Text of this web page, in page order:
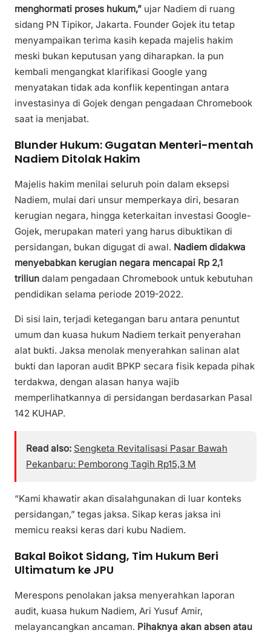
menghormati proses hukum,” ujar Nadiem di ruang
sidang PN Tipikor, Jakarta. Founder Gojek itu tetap
menyampaikan terima kasih kepada majelis hakim
meski bukan keputusan yang diharapkan. Ia pun
kembali mengangkat klarifikasi Google yang
menyatakan tidak ada konflik kepentingan antara
investasinya di Gojek dengan pengadaan Chromebook
saat ia menjabat.
Blunder Hukum: Gugatan Menteri-mentah
Nadiem Ditolak Hakim
Majelis hakim menilai seluruh poin dalam eksepsi
Nadiem, mulai dari unsur memperkaya diri, besaran
kerugian negara, hingga keterkaitan investasi Google-
Gojek, merupakan materi yang harus dibuktikan di
persidangan, bukan digugat di awal. Nadiem didakwa
menyebabkan kerugian negara mencapai Rp 2,1
triliun dalam pengadaan Chromebook untuk kebutuhan
pendidikan selama periode 2019-2022.
Di sisi lain, terjadi ketegangan baru antara penuntut
umum dan kuasa hukum Nadiem terkait penyerahan
alat bukti. Jaksa menolak menyerahkan salinan alat
bukti dan laporan audit BPKP secara fisik kepada pihak
terdakwa, dengan alasan hanya wajib
memperlihatkannya di persidangan berdasarkan Pasal
142 KUHAP.
Read also: Sengketa Revitalisasi Pasar Bawah
Pekanbaru: Pemborong Tagih Rp15,3 M
“Kami khawatir akan disalahgunakan di luar konteks
persidangan,” tegas jaksa. Sikap keras jaksa ini
memicu reaksi keras dari kubu Nadiem.
Bakal Boikot Sidang, Tim Hukum Beri
Ultimatum ke JPU
Merespons penolakan jaksa menyerahkan laporan
audit, kuasa hukum Nadiem, Ari Yusuf Amir,
melayancangkan ancaman. Pihaknya akan absen atau